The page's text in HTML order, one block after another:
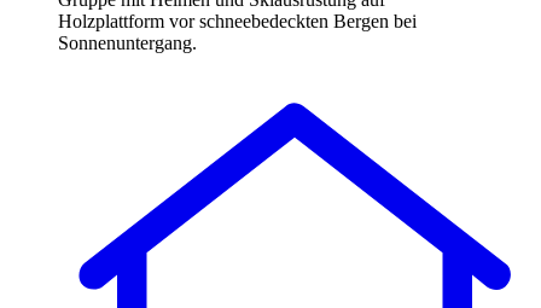
Holzplattform vor schneebedeckten Bergen bei
Sonnenuntergang.